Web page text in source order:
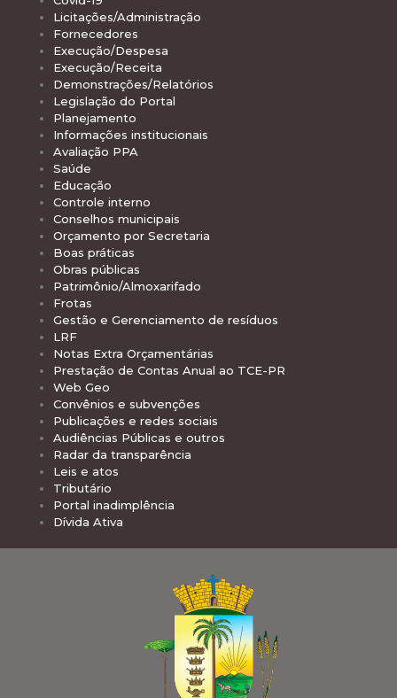
Licitações/Administração
Fornecedores
Execução/Despesa
Execução/Receita
Demonstrações/Relatórios
Legislação do Portal
Planejamento
Informações institucionais
Avaliação PPA
Saúde
Educação
Controle interno
Conselhos municipais
Orçamento por Secretaria
Boas práticas
Obras públicas
Patrimônio/Almoxarifado
Frotas
Gestão e Gerenciamento de resíduos
LRF
Notas Extra Orçamentárias
Prestação de Contas Anual ao TCE-PR
Web Geo
Convênios e subvenções
Publicações e redes sociais
Audiências Públicas e outros
Radar da transparência
Leis e atos
Tributário
Portal inadimplência
Dívida Ativa